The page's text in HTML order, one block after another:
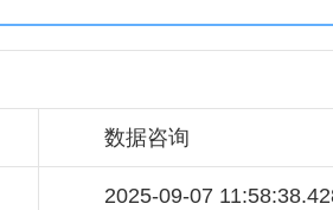
数据咨询
2025-09-07